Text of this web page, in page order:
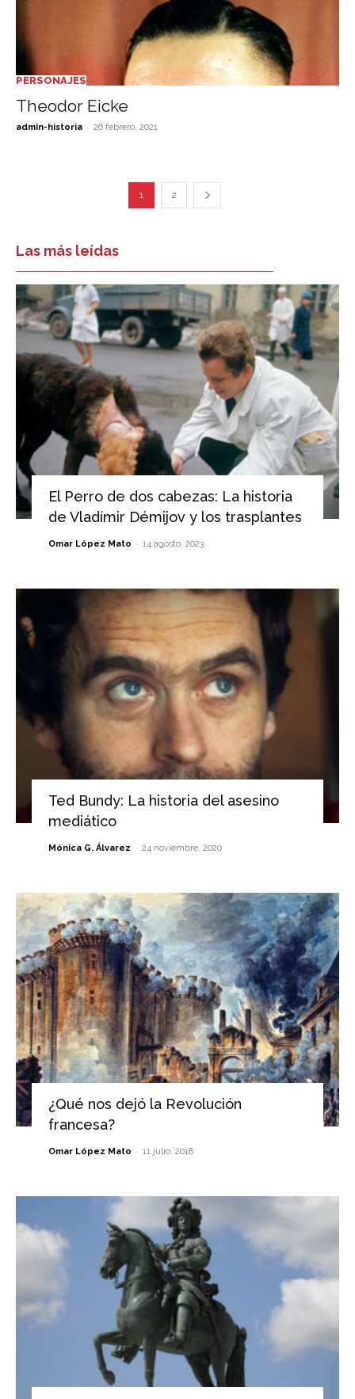
PERSONAJES
Theodor Eicke
admin-historia - 26 febrero, 2021
1 2
Las más leídas
El Perro de dos cabezas: La historia
de Vladímir Démijov y los trasplantes
Omar López Mato - 14 agosto, 2023
Ted Bundy: La historia del asesino
mediático
Mónica G. Álvarez - 24 noviembre, 2020
¿Qué nos dejó la Revolución
francesa?
Omar López Mato - 11 julio, 2018